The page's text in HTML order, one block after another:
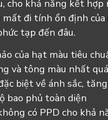
cho khả năng kết hợp
đi tính ổn định
tạp đến đâu.
của hạt màu tiêu
và tông màu nhất
biệt về ánh sắc,
bao phủ toàn diện
có PPD cho khả